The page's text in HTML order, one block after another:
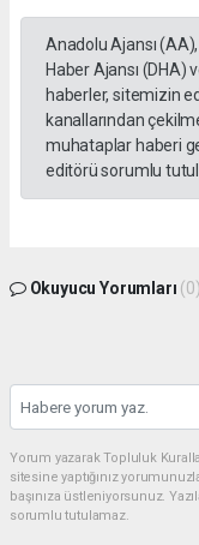
Anadolu Ajansı
Haber Ajansı
haberler, sitemizin
kanallarından
muhataplar haberi
editörü sorumlu
Okuyucu Yorumları (0)
Yorum yazarak Topluluk
sitesine yaptığınız
başınıza üstleniyorsunuz.
sorumlu tutulamaz.